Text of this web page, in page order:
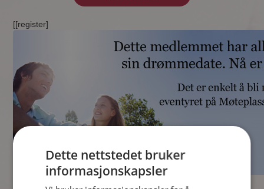
[[register]
Dette nettstedet bruker
informasjonskapsler